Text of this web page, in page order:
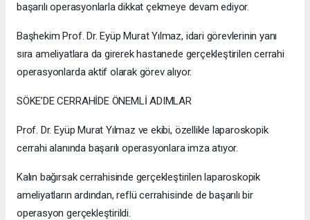
başarılı operasyonlarla dikkat çekmeye devam ediyor.
Başhekim Prof. Dr. Eyüp Murat Yılmaz, idari görevlerinin yanı
sıra ameliyatlara da girerek hastanede gerçekleştirilen cerrahi
operasyonlarda aktif olarak görev alıyor.
SÖKE’DE CERRAHİDE ÖNEMLİ ADIMLAR
Prof. Dr. Eyüp Murat Yılmaz ve ekibi, özellikle laparoskopik
cerrahi alanında başarılı operasyonlara imza atıyor.
Kalın bağırsak cerrahisinde gerçekleştirilen laparoskopik
ameliyatların ardından, reflü cerrahisinde de başarılı bir
operasyon gerçekleştirildi.